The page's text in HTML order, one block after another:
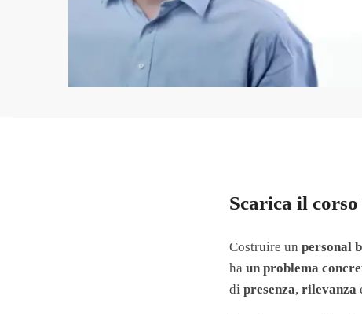
Scarica il
Costruire unpersonal
haun problema
dipresenza,rilevanza